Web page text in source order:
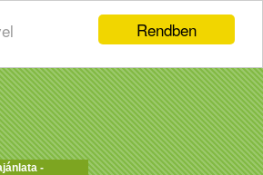
Rendben
-